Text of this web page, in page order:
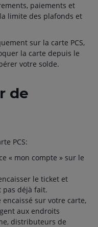
paiements et
limite des plafonds et
sur la carte PCS,
la carte depuis le
votre solde.
de
PCS:
« mon compte » sur le
le ticket et
pas déjà fait.
sur votre carte,
aux endroits
distributeurs de